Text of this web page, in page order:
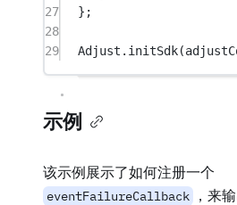
27
};
28
29
Adjust . initSdk
示例
该示例展示了如何注册一个
eventFailureCallback
，来